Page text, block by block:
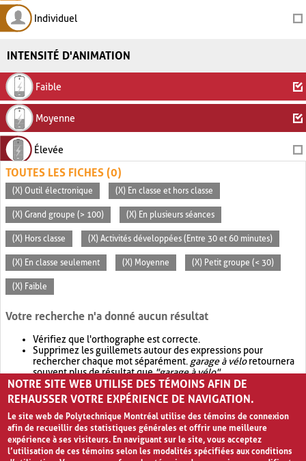
Individuel
INTENSITÉ D'ANIMATION
Faible
Moyenne
Élevée
TOUTES LES FICHES (0)
(X) Outil électronique (X) En classe et hors classe
(X) Grand groupe (> 100) (X) En plusieurs séances
(X) Hors classe (X) Activités développées (Entre 30 et 60 minutes)
(X) En classe seulement (X) Moyenne (X) Petit groupe (< 30)
(X) Faible
Votre recherche n'a donné aucun résultat
Vérifiez que l'orthographe est correcte.
Supprimez les guillemets autour des expressions pour
rechercher chaque mot séparément. garage à véloretournera
souvent plus de résultat que"garage à vélo".
Envisagez d'élargir votre recherche avec OR.garage OR vélo
retournera souvent plus de résultat quegarage à vélo
NOTRE SITE WEB UTILISE DES TÉMOINS AFIN DE
REHAUSSER VOTRE EXPÉRIENCE DE NAVIGATION.
Le site web de Polytechnique Montréal utilise des témoins de connexion
afin de recueillir des statistiques générales et offrir une meilleure
expérience à ses visiteurs. En naviguant sur le site, vous acceptez
l’utilisation de ces témoins selon les modalités spécifiées aux conditions